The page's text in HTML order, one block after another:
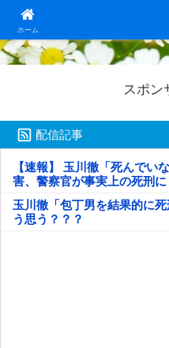
ホーム日本第一！ニュース
スポン
配信記事
【速報】 玉川徹「死んでい
害、警察官が事実上の死刑に
玉川徹「包丁男を結果的に
う思う？？？